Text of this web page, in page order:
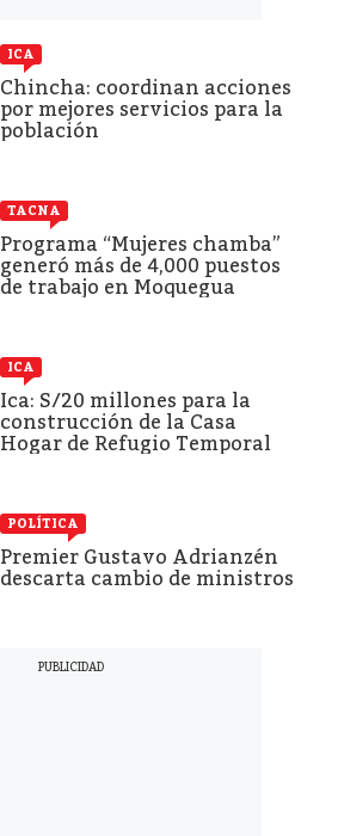
ICA
Chincha: coordinan acciones
por mejores servicios para la
población
TACNA
Programa “Mujeres chamba”
generó más de 4,000 puestos
de trabajo en Moquegua
ICA
Ica: S/20 millones para la
construcción de la Casa
Hogar de Refugio Temporal
POLÍTICA
Premier Gustavo Adrianzén
descarta cambio de ministros